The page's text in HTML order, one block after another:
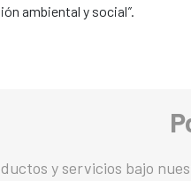
ambiental y social”.
y servicios bajo